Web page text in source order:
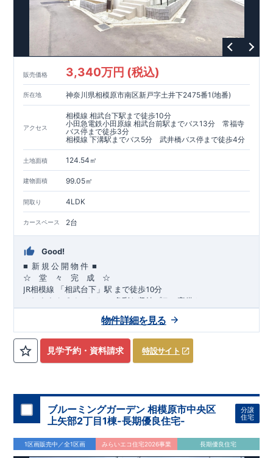
宅！
​住宅ローンの金利優遇、税金面の優遇が得られるなどの、金銭
的メリットが大きいのも魅力です。
​東栄住宅はパワービルダーで所得数No.1です！
​​↓↓クリックで詳細ご紹介
​◆耐震＋制震。東栄セーフティーダンパー
​大きな揺れから家を守るだけではなく揺れそのものを軽減
​建築基準法に定められた、「数百年に一度発生する地震に対し
て、倒壊、崩壊しない」
​という基準から、さらに1.5倍の耐震力を達成しています。
注文住宅のような個性あふれる間取り、
​住宅品質を担保しながらも
ーミングガーデンの魅力です。
「ここまでやってこの価格」
販売価格 3,340万円 (税込)
所在地 神奈川県相模原市南区新戸字土井下2475番1(地番)
アクセス
相模線 相武台下駅まで徒歩10分
小田急電鉄小田原線 相武台前駅までバス13分 常福寺
バス停まで徒歩3分
相模線 下溝駅までバス5分 武井橋バス停まで徒歩4分
土地面積 124.54㎡
建物面積 99.05㎡
間取り 4LDK
カースペース 2台
Good!
■ 新 規 公 開 物 件 ■
☆ 堂 々 完 成 ☆
JR相模線 「相武台下」駅 まで徒歩10分
おすすめポイント 多彩な収納プラン完備
スーツケースやベビーカーの収納にも便利 ♪
私服通勤でお洋服をたくさんお持ちの方や、
流行ファッション
がお好きな方にもおすすめ
【全居室クローゼット完備】
できる♪​​【床下収納】​
【大容量シューズクローゼット】
などの、あったらうれしい収納完備☆
[2], 対面キッチンには、食洗器搭載★
配膳・後片付け が便利な 対面キッチンには、
生活感を感じさせないビルトイン食洗器を搭載
[4],上部吹抜け
見学予約・資料請求 特設サイト
物件詳細を見る
ブルーミングガーデン 相模原市中央区
上矢部2丁目1棟-長期優良住宅-
分譲
住宅
1区画販売中／全1区画 みらいエコ住宅2026事業 長期優良住宅